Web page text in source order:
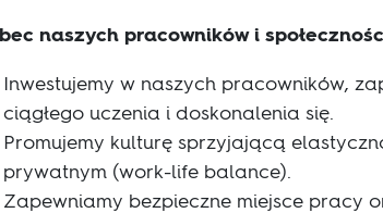
naszych pracowników i
Inwestujemy w naszych pracowników,
ciągłego uczenia i doskonalenia się.
Promujemy kulturę sprzyjającą
prywatnym (work-life balance).
Zapewniamy bezpieczne miejsce pracy